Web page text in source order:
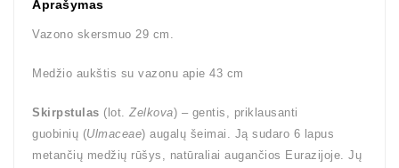
Aprašymas
Vazono skersmuo 29 cm.
Medžio aukštis su vazonu apie 43 cm
Skirpstulas (lot. Zelkova) – gentis, priklausanti
guobinių (Ulmaceae) augalų šeimai. Ją sudaro 6 lapus
metančių medžių rūšys, natūraliai augančios Eurazijoje. Jų